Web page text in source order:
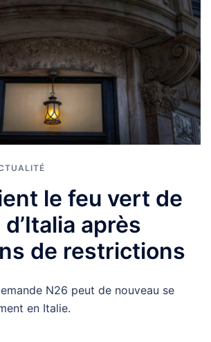
le feu vert de
après
de restrictions
N26 peut de nouveau se
en Italie.